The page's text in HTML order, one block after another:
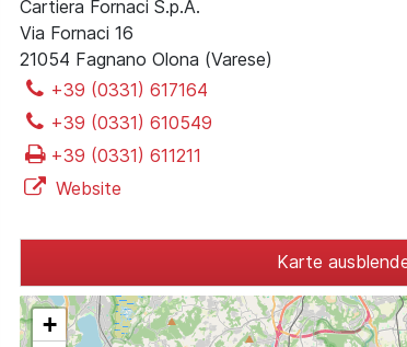
Cartiera Fornaci S.p.A.
Via Fornaci 16
21054 Fagnano Olona (Varese)
+39 (0331) 617164
+39 (0331) 610549
+39 (0331) 611211
Website
Karte
+